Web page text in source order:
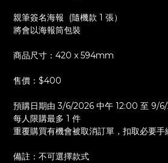
親筆簽名海報  (隨機款 1 張）
將會以海報筒包裝
商品尺寸：420 x 594mm
售價：$400
預購日期由 3/6/2026 中午 12:00 至 9/
每人限購最多 1 件
重覆購買有機會被取消訂單，扣取必要手
備註：不可選擇款式